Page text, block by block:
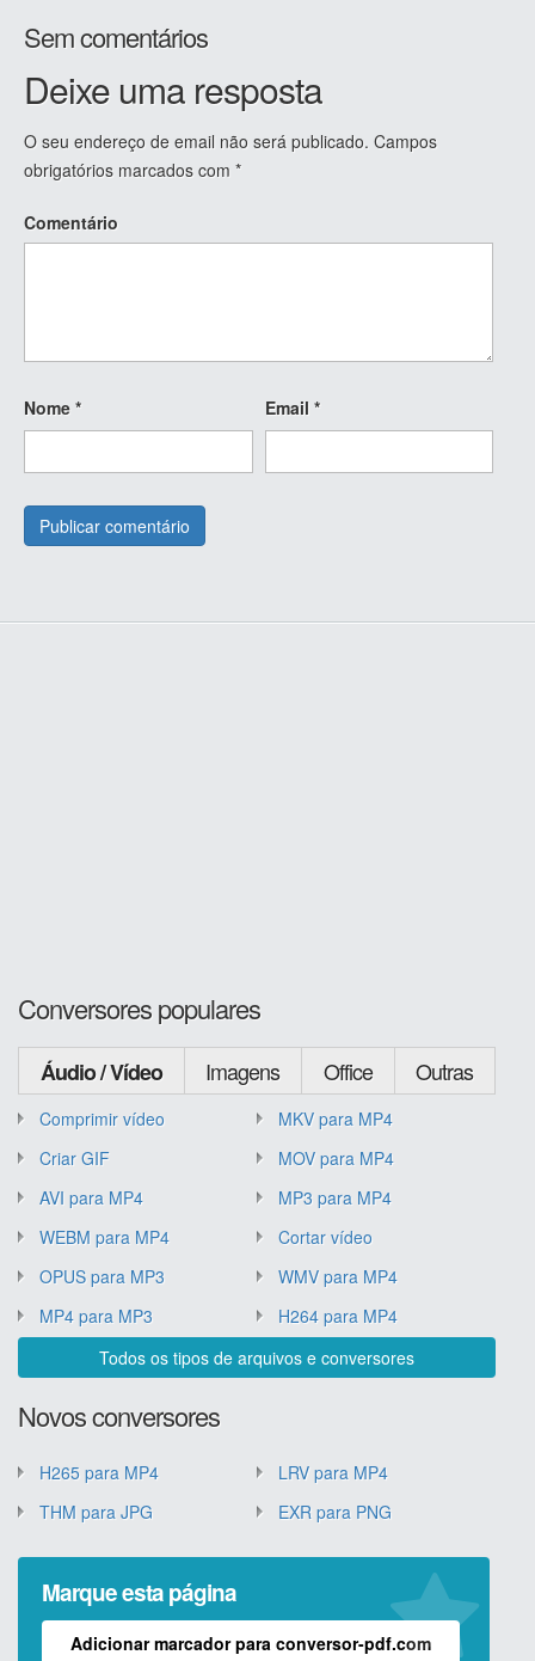
Sem comentários
Deixe uma resposta
O seu endereço de email não será publicado. Campos
obrigatórios marcados com *
Comentário
Nome * Email *
Conversores populares
Áudio / Vídeo Imagens Office Outras
Comprimir vídeo
MKV para MP4
Criar GIF
MOV para MP4
AVI para MP4
MP3 para MP4
WEBM para MP4
Cortar vídeo
OPUS para MP3
WMV para MP4
MP4 para MP3
H264 para MP4
Todos os tipos de arquivos e conversores
Novos conversores
H265 para MP4
LRV para MP4
THM para JPG
EXR para PNG
Marque esta página
Adicionar marcador para conversor-pdf.com